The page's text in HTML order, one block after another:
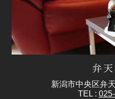
新潟市中央区弁
TEL :